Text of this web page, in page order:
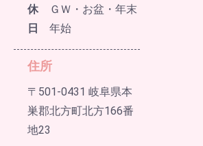
休
日
ＧＷ・お盆・年末
年始
住所
〒501-0431 岐阜県本
巣郡北方町北方166番
地23